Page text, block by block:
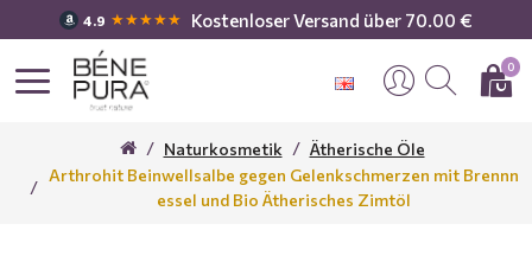
4.9 ★★★★★ Kostenloser Versand über 70.00 €
0
Naturkosmetik
Ätherische Öle
Arthrohit Beinwellsalbe gegen Gelenkschmerzen mit Brennn
essel und Bio Ätherisches Zimtöl